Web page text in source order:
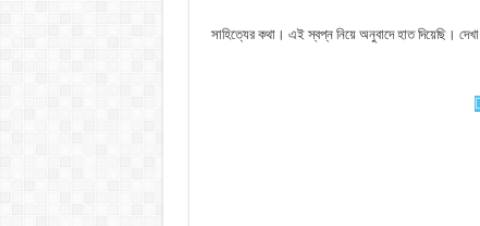
সাহিত্যের কথা। এই স্বপ্ন নিয়ে অনুবাদে হাত দিয়েছি।